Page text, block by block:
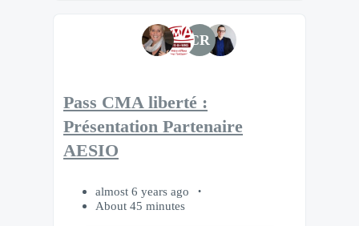
CR
Pass CMA liberté :
Présentation Partenaire
AESIO
almost 6 years ago
About 45 minutes